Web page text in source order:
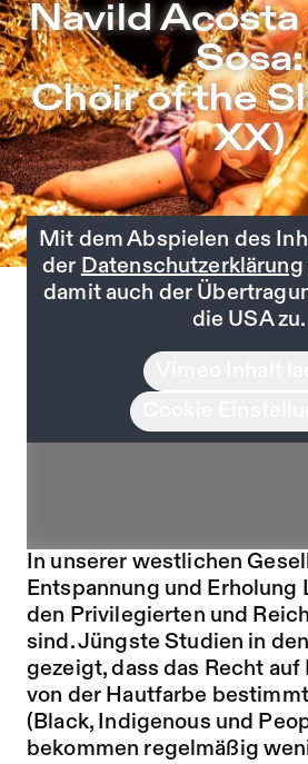
Zu Programm springen
Zu Aktuelles springen
Zu Seiten springen
Navild Acosta + Fannie Sosa:
Navild Acosta
Sosa:
Choir of the
XX)
Mit dem Abspielen des
der Datenschutzerklärung
damit auch der
die USA zu.
In unserer westlichen
Entspannung und Erholung
den Privilegierten und
sind. Jüngste Studien in
gezeigt, dass das Recht auf
von der Hautfarbe
(Black, Indigenous und
bekommen regelmäßig